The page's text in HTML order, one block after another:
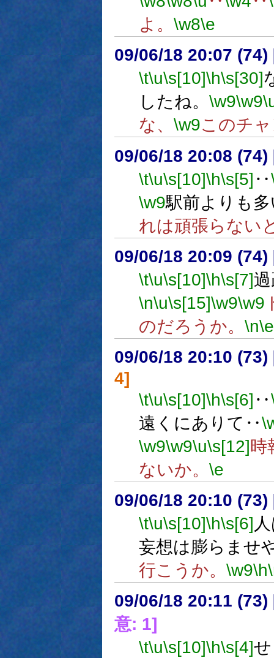
よ。 \w8\e
09/06/18 20:07 (74)
\t\u\s[10]\h\s[30]
したね。 \w9\w9
な、 \w9このチ
09/06/18 20:08 (74)
\t\u\s[10]\h\s[5] ‥
\w9駅前よりも
れは頑張らない
09/06/18 20:09 (74)
\t\u\s[10]\h\s[7]
\n\u\s[15]\w9\w9
のだろうか。 \n\e
09/06/18 20:10 (73)
4]
\t\u\s[10]\h\s[6] ‥
遠くにありて‥
\w9\w9\u\s[12]時
ないか。 \e
09/06/18 20:10 (73)
\t\u\s[10]\h\s[6]
妄想は膨らませ
行こうか。 \w9\h
09/06/18 20:11 (73)
意: 1]
\t\u\s[10]\h\s[4]